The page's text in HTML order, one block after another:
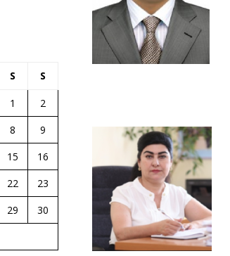
S S
1
2
8
9
15
16
22
23
29
30